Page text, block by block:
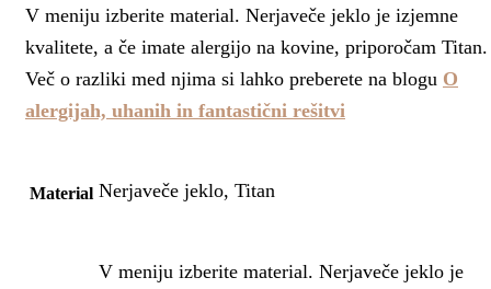
V meniju izberite material. Nerjaveče jeklo je izjemne
kvalitete, a če imate alergijo na kovine, priporočam Titan.
Več o razliki med njima si lahko preberete na blogu O
alergijah, uhanih in fantastični rešitvi
Material Nerjaveče jeklo, Titan
V meniju izberite material. Nerjaveče jeklo je